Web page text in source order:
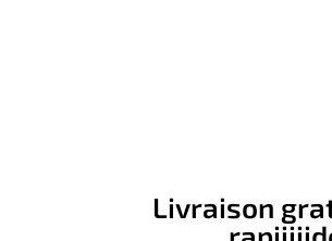
Livraison